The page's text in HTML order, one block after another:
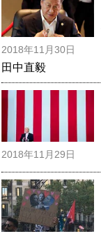
2018年11月30日
田中直毅
2018年11月29日